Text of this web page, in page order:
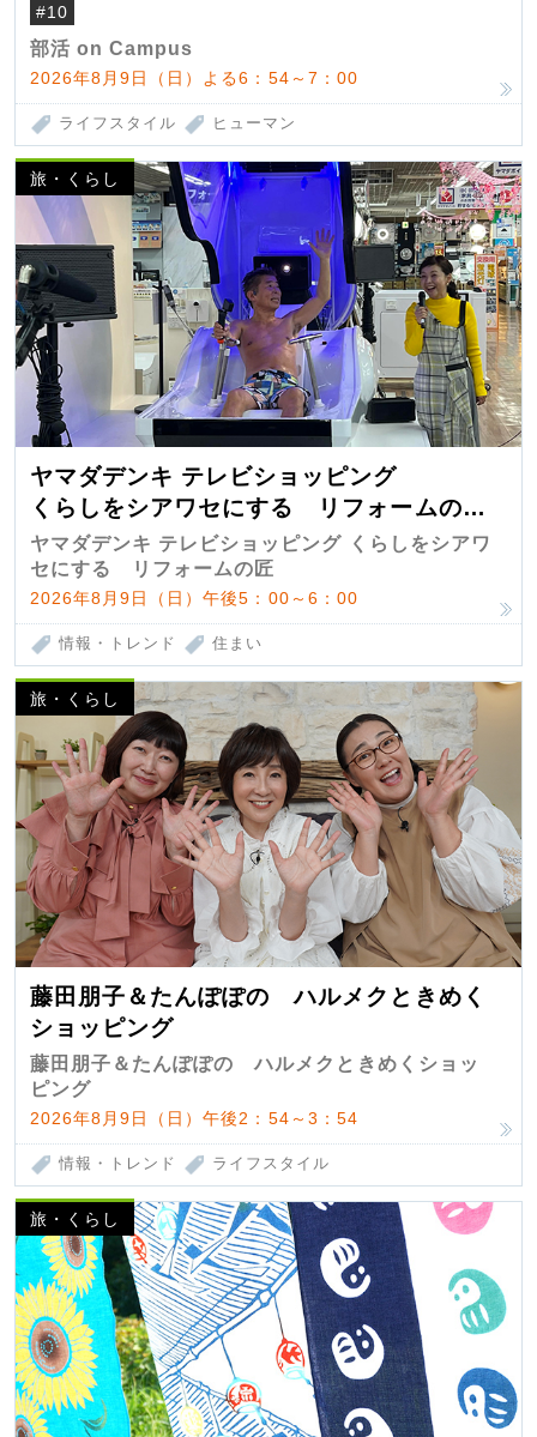
#10
部活 on Campus
2026年8月9日（日）よる6：54～7：00
ライフスタイル ヒューマン
旅・くらし
ヤマダデンキ テレビショッピング
くらしをシアワセにする リフォームの
匠 第7弾
ヤマダデンキ テレビショッピング くらしをシアワ
セにする リフォームの匠
2026年8月9日（日）午後5：00～6：00
情報・トレンド 住まい
旅・くらし
藤田朋子＆たんぽぽの ハルメクときめく
ショッピング
藤田朋子＆たんぽぽの ハルメクときめくショッ
ピング
2026年8月9日（日）午後2：54～3：54
情報・トレンド ライフスタイル
旅・くらし